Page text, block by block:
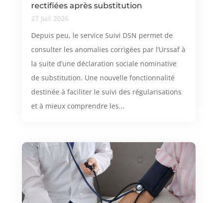
rectifiées après substitution
27 Juil 2026
Depuis peu, le service Suivi DSN permet de
consulter les anomalies corrigées par l’Urssaf à
la suite d’une déclaration sociale nominative
de substitution. Une nouvelle fonctionnalité
destinée à faciliter le suivi des régularisations
et à mieux comprendre les...